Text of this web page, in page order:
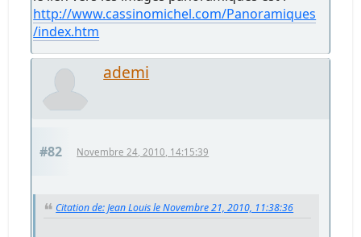
http://www.cassinomichel.com/Panoramiques
/index.htm
ademi
#82 Novembre 24, 2010, 14:15:39
Citation de: Jean Louis le Novembre 21, 2010, 11:38:36